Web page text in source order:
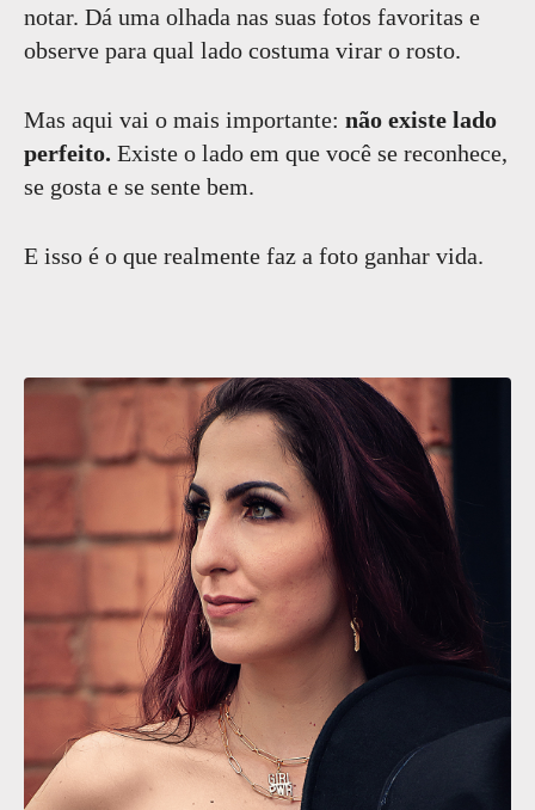
notar. Dá uma olhada nas suas fotos favoritas e
observe para qual lado costuma virar o rosto.
Mas aqui vai o mais importante: não existe lado
perfeito. Existe o lado em que você se reconhece,
se gosta e se sente bem.
E isso é o que realmente faz a foto ganhar vida.